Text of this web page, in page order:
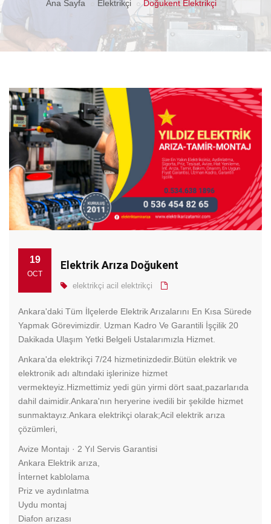
Ana Sayfa Elektrikçi Doğukent Elektrikçi
19
OCT
Elektrik Arıza Doğukent
elektrikçi acil elektrikçi
Ankara'daki Tüm İlçelerde Elektrik Arızalarını En Kısa Sürede
Yapmak Görevimizdir. Uzman Kadro Ve Garantili İşçilik 20
Dakikada Ulaşım Yetki Belgeli Ustalarımızla Hizmet.
Ankara'da elektrikçi 7/24 hizmetinizdedir.Bütün elektrik ve
elektronik adı altındaki işlerinize hizmet
vermekteyiz.Hizmettimiz yedi gün yirmi dört saat,pazarlarıda
dahil daimidir.Ankara'nın heryerine ivedili bir şekilde hizmet
sunmaktayız.Ankara elektrikçi olarak;Acil elektrik arıza
çözümleri,
‎Avize Montajı · ‎2 Yıl Servis Garantisi
Ankara Elektrik arıza,
İnternet kablolama
Priz ve aydınlatma
Uydu montaj
Diafon arızası